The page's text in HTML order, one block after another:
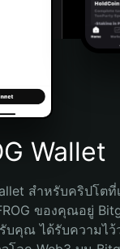
Wallet
สำหรับคริปโตที่
ของคุณอยู่
บคุณ ได้รับความไว้